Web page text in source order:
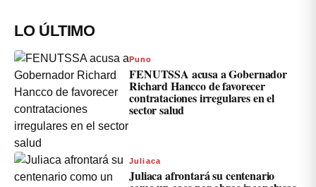
LO ÚLTIMO
Puno
FENUTSSA acusa a Gobernador
Richard Hancco de favorecer
contrataciones irregulares en el
sector salud
Juliaca
Juliaca afrontará su centenario